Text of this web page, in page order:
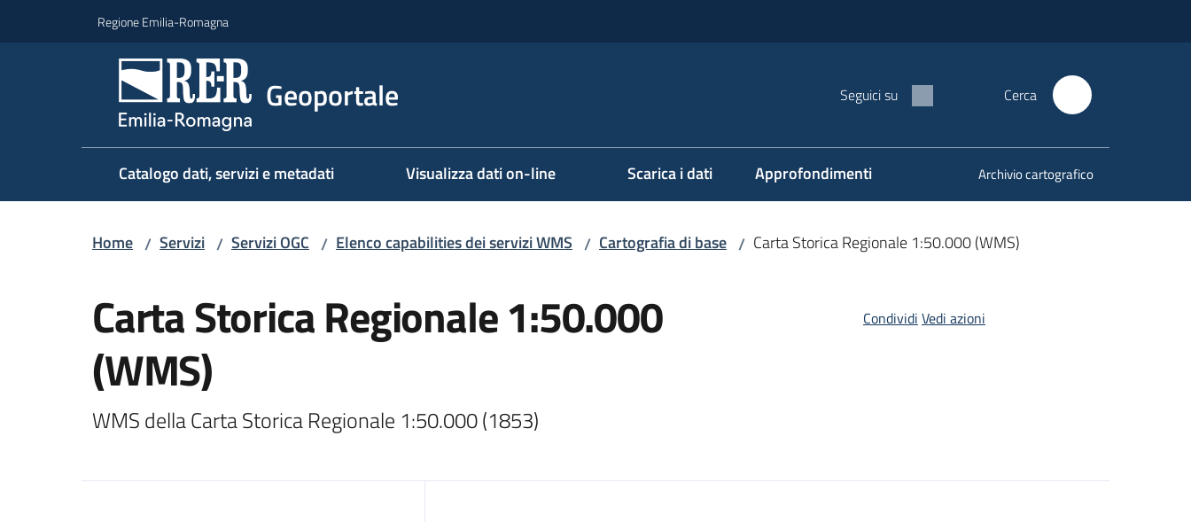
Regione Emilia-Romagna
Geoportale Seguici su Cerca
Catalogo dati, servizi e metadati Visualizza dati on-line Scarica i dati Approfondimenti Archivio cartografico
Home / Servizi / Servizi OGC / Elenco capabilities dei servizi WMS / Cartografia di base / Carta Storica Regionale 1:50.000 (WMS)
Carta Storica Regionale 1:50.000
(WMS)
WMS della Carta Storica Regionale 1:50.000 (1853)
Condividi Vedi azioni